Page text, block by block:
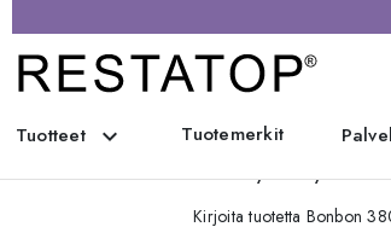
Tuotteet expand_more Tuotemerkit
Kirjoita tuotetta Bonbon